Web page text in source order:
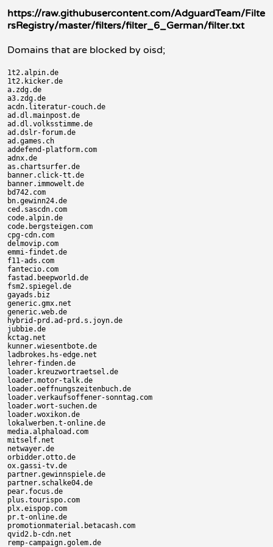
https://raw.githubusercontent.com/AdguardTeam/Filte
rsRegistry/master/filters/filter_6_German/filter.txt
Domains that are blocked by oisd;
1t2.alpin.de
1t2.kicker.de
a.zdg.de
a3.zdg.de
acdn.literatur-couch.de
ad.dl.mainpost.de
ad.dl.volksstimme.de
ad.dslr-forum.de
ad.games.ch
addefend-platform.com
adnx.de
as.chartsurfer.de
banner.click-tt.de
banner.immowelt.de
bd742.com
bn.gewinn24.de
ced.sascdn.com
code.alpin.de
code.bergsteigen.com
cpg-cdn.com
delmovip.com
emmi-findet.de
f11-ads.com
fantecio.com
fastad.beepworld.de
fsm2.spiegel.de
gayads.biz
generic.gmx.net
generic.web.de
hybrid-prd.ad-prd.s.joyn.de
jubbie.de
kctag.net
kunner.wiesentbote.de
ladbrokes.hs-edge.net
lehrer-finden.de
loader.kreuzwortraetsel.de
loader.motor-talk.de
loader.oeffnungszeitenbuch.de
loader.verkaufsoffener-sonntag.com
loader.wort-suchen.de
loader.woxikon.de
lokalwerben.t-online.de
media.alphaload.com
mitself.net
netwayer.de
orbidder.otto.de
ox.gassi-tv.de
partner.gewinnspiele.de
partner.schalke04.de
pear.focus.de
plus.tourispo.com
plx.eispop.com
pr.t-online.de
promotionmaterial.betacash.com
qvid2.b-cdn.net
remp-campaign.golem.de